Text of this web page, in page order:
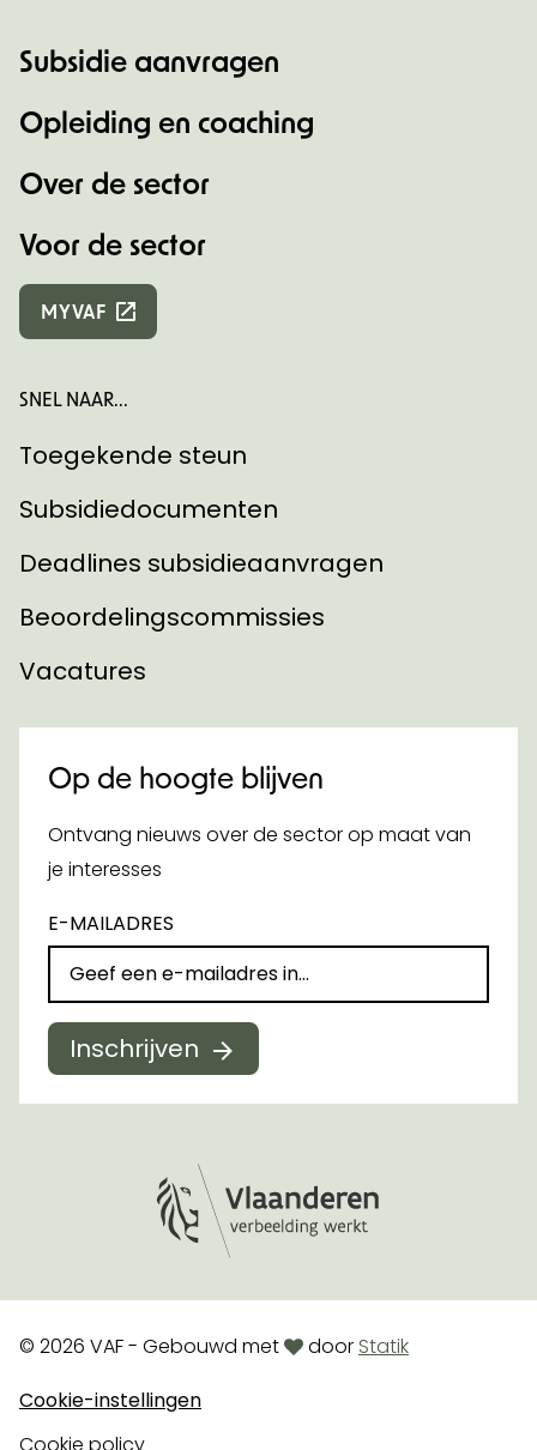
Subsidie aanvragen
Opleiding en coaching
Over de sector
Voor de sector
MYVAF
SNEL NAAR...
Toegekende steun
Subsidiedocumenten
Deadlines subsidieaanvragen
Beoordelingscommissies
Vacatures
Op de hoogte blijven
Ontvang nieuws over de sector op maat van
je interesses
E-MAILADRES
Inschrijven
© 2026 VAF - Gebouwd metlovedoor Statik
Cookie-instellingen
Cookie policy